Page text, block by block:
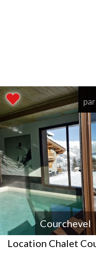
Courchevel
Location Chalet